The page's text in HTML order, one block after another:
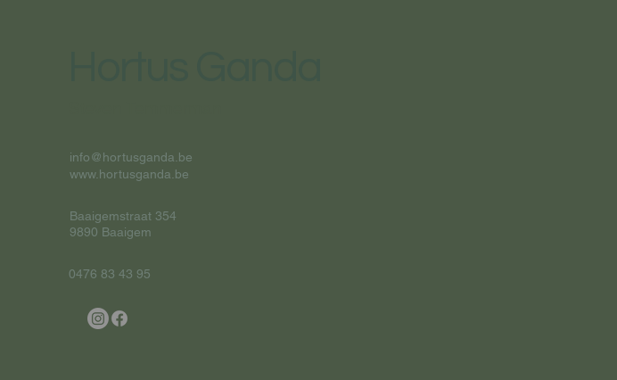
info@hortusganda.be
www.hortusganda.be
Baaigemstraat 354
9890 Baaigem
0476 83 43 95